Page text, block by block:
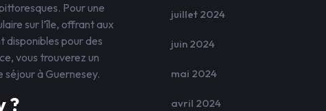
Pour une
sur l’île, offrant aux
disponibles pour des
vous trouverez un
à Guernesey.
?
juillet 2024
juin 2024
mai 2024
avril 2024